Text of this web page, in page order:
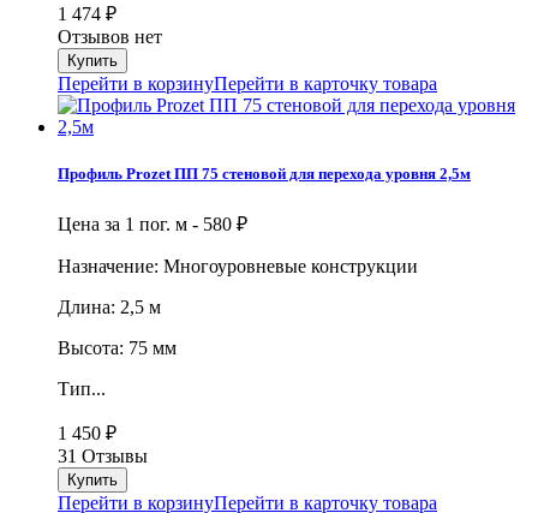
1 474 ₽
Отзывов нет
Перейти в корзинуПерейти в карточку товара
Профиль Prozet ПП 75 стеновой для перехода уровня 2,5м
Цена за 1 пог. м - 580 ₽
Назначение: Многоуровневые конструкции
Длина: 2,5 м
Высота: 75 мм
Тип...
1 450 ₽
31 Отзывы
Перейти в корзинуПерейти в карточку товара